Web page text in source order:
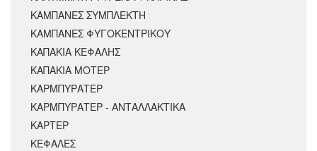
ΚΑΜΠΑΝΕΣ ΣΥΜΠΛΕΚΤΗ
ΚΑΜΠΑΝΕΣ ΦΥΓΟΚΕΝΤΡΙΚΟΥ
ΚΑΠΑΚΙΑ ΚΕΦΑΛΗΣ
ΚΑΠΑΚΙΑ ΜΟΤΕΡ
ΚΑΡΜΠΥΡΑΤΕΡ
ΚΑΡΜΠΥΡΑΤΕΡ - ΑΝΤΑΛΛΑΚΤΙΚΑ
ΚΑΡΤΕΡ
ΚΕΦΑΛΕΣ